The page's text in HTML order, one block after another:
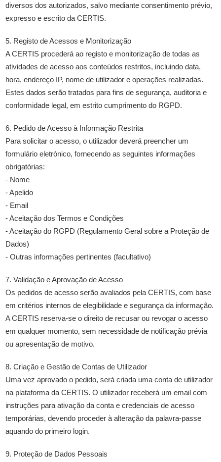
diversos dos autorizados, salvo mediante consentimento prévio,
expresso e escrito da CERTIS.
5. Registo de Acessos e Monitorização
A CERTIS procederá ao registo e monitorização de todas as
atividades de acesso aos conteúdos restritos, incluindo data,
hora, endereço IP, nome de utilizador e operações realizadas.
Estes dados serão tratados para fins de segurança, auditoria e
conformidade legal, em estrito cumprimento do RGPD.
6. Pedido de Acesso à Informação Restrita
Para solicitar o acesso, o utilizador deverá preencher um
formulário eletrónico, fornecendo as seguintes informações
obrigatórias:
- Nome
- Apelido
- Email
- Aceitação dos Termos e Condições
- Aceitação do RGPD (Regulamento Geral sobre a Proteção de
Dados)
- Outras informações pertinentes (facultativo)
7. Validação e Aprovação de Acesso
Os pedidos de acesso serão avaliados pela CERTIS, com base
em critérios internos de elegibilidade e segurança da informação.
A CERTIS reserva-se o direito de recusar ou revogar o acesso
em qualquer momento, sem necessidade de notificação prévia
ou apresentação de motivo.
8. Criação e Gestão de Contas de Utilizador
Uma vez aprovado o pedido, será criada uma conta de utilizador
na plataforma da CERTIS. O utilizador receberá um email com
instruções para ativação da conta e credenciais de acesso
temporárias, devendo proceder à alteração da palavra-passe
aquando do primeiro login.
9. Proteção de Dados Pessoais